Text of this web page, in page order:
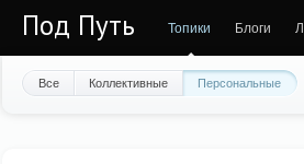
Под Путь Топики Блоги
Все Коллективные Персональные